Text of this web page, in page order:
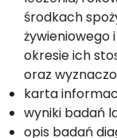
środkach
okresie ich
oraz
karta
wyniki badań
opis badań